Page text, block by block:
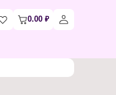
0.00 ₽